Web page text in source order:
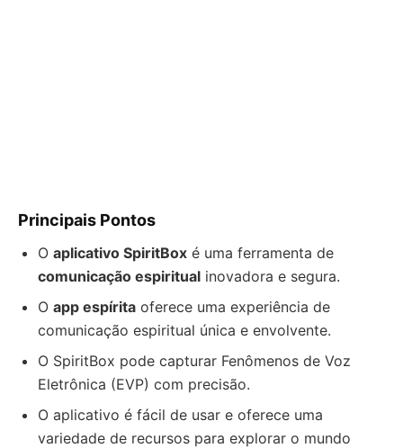
Principais Pontos
O aplicativo SpiritBox é uma ferramenta de
comunicação espiritual inovadora e segura.
O app espírita oferece uma experiência de
comunicação espiritual única e envolvente.
O SpiritBox pode capturar Fenômenos de Voz
Eletrônica (EVP) com precisão.
O aplicativo é fácil de usar e oferece uma
variedade de recursos para explorar o mundo